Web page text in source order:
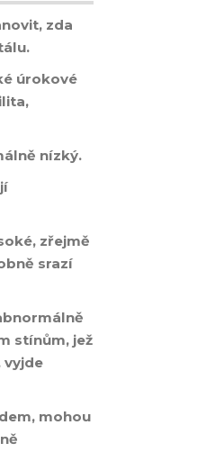
zda
úrokové
nízký.
zřejmě
srazí
stínům, jež
vyjde
mohou